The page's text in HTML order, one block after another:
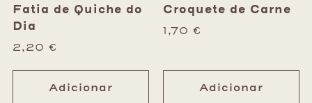
Fatia de Quiche do
Dia
2,20 €
Adicionar
Croquete de Carne
1,70 €
Adicionar